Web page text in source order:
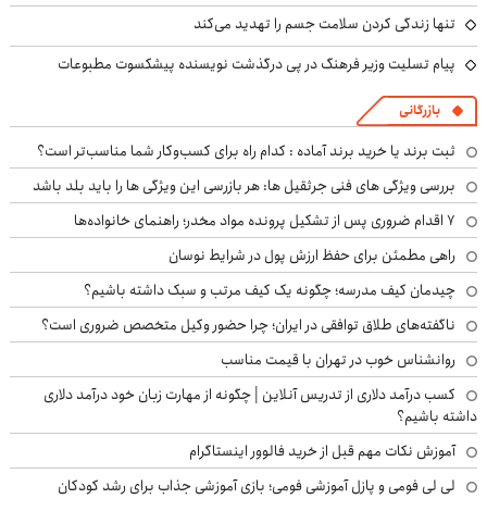
تنها زندگی کردن سلامت جسم را تهدید می‌کند
پیام تسلیت وزیر فرهنگ در پی درگذشت نویسنده پیشکسوت مطبوعات
بازرگانی
ثبت برند یا خرید برند آماده : کدام راه برای کسب‌وکار شما مناسب‌تر است؟
بررسی ویژگی های فنی جرثقیل ها: هر بازرسی این ویژگی ها را باید بلد باشد
۷ اقدام ضروری پس از تشکیل پرونده مواد مخدر؛ راهنمای خانواده‌ها
راهی مطمئن برای حفظ ارزش پول در شرایط نوسان
چیدمان کیف مدرسه؛ چگونه یک کیف مرتب و سبک داشته باشیم؟
ناگفته‌های طلاق توافقی در ایران؛ چرا حضور وکیل متخصص ضروری است؟
روانشناس خوب در تهران با قیمت مناسب
کسب درآمد دلاری از تدریس آنلاین | چگونه از مهارت زبان خود درآمد دلاری
داشته باشیم؟
آموزش نکات مهم قبل از خرید فالوور اینستاگرام
لی لی فومی و پازل آموزشی فومی؛ بازی آموزشی جذاب برای رشد کودکان